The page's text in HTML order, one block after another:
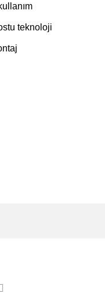
teknoloji
bulunuyor.